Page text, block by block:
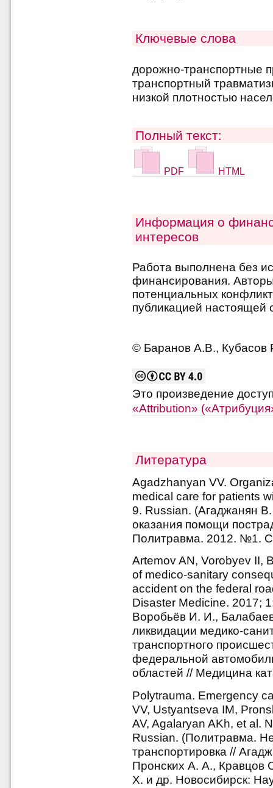
Ключевые слова
дорожно-транспортные
транспортный
низкой плотностью
Полный текст:
PDF HTML
Информация о
интересов
Работа выполнена без
финансирования.
потенциальных
публикацией настоящей
© Баранов А.В., Кубасов
Это произведение
«Attribution»
Литература
Agadzhanyan VV.
medical care for patients
9. Russian. (Агаджанян
оказания помощи
Политравма. 2012. №1.
Artemov AN, Vorobyev II,
of medico-sanitary
accident on the federal
Disaster Medicine. 2017;
Воробьёв И. И.,
ликвидации медико-
транспортного
федеральной
областей // Медицина
Polytrauma. Emergency
VV, Ustyantseva IM,
AV, Agalaryan AKh, et al.
Russian. (Политравма.
транспортировка //
Пронских А. А., Кравцов
Х. и др. Новосибирск: